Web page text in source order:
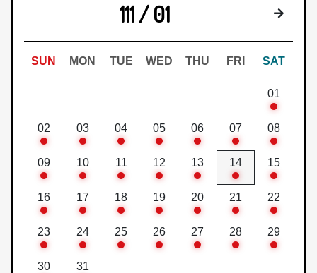
111 / 01 下個月
SUN MON TUE WED THU FRI SAT
01
02 03 04 05 06 07 08
09 10 11 12 13 14 15
16 17 18 19 20 21 22
23 24 25 26 27 28 29
30 31